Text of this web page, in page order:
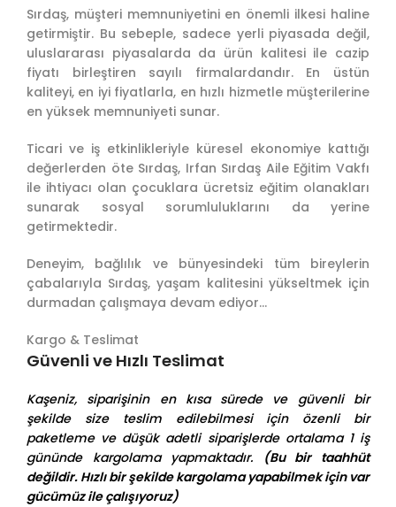
Sırdaş, müşteri memnuniyetini en önemli ilkesi haline
getirmiştir. Bu sebeple, sadece yerli piyasada değil,
uluslararası piyasalarda da ürün kalitesi ile cazip
fiyatı birleştiren sayılı firmalardandır. En üstün
kaliteyi, en iyi fiyatlarla, en hızlı hizmetle müşterilerine
en yüksek memnuniyeti sunar.
Ticari ve iş etkinlikleriyle küresel ekonomiye kattığı
değerlerden öte Sırdaş, Irfan Sırdaş Aile Eğitim Vakfı
ile ihtiyacı olan çocuklara ücretsiz eğitim olanakları
sunarak sosyal sorumluluklarını da yerine
getirmektedir.
Deneyim, bağlılık ve bünyesindeki tüm bireylerin
çabalarıyla Sırdaş, yaşam kalitesini yükseltmek için
durmadan çalışmaya devam ediyor...
Kargo & Teslimat
Güvenli ve Hızlı Teslimat
Kaşeniz, siparişinin en kısa sürede ve güvenli bir
şekilde size teslim edilebilmesi için özenli bir
paketleme ve düşük adetli siparişlerde ortalama 1 iş
gününde kargolama yapmaktadır.
(Bu bir taahhüt
değildir. Hızlı bir şekilde kargolama yapabilmek için var
gücümüz ile çalışıyoruz)